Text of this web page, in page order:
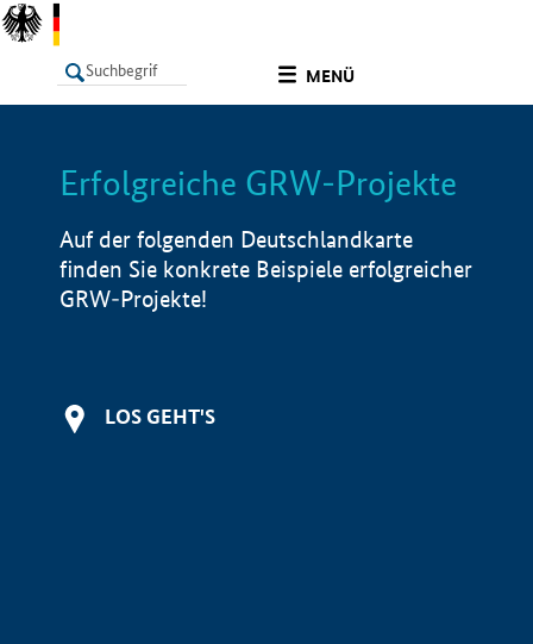
MENÜ
LISTE Info
Erfolgreiche GRW-Projekte
Auf der folgenden Deutschlandkarte
finden Sie konkrete Beispiele erfolgreicher
GRW-Projekte!
LOS GEHT'S